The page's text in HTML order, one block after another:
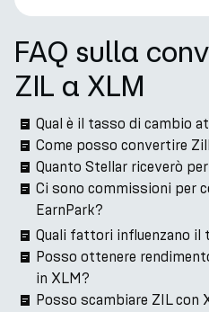
FAQ sulla
ZIL a XLM
Qual è il tasso di cambio
Come posso convertire
Quanto Stellar riceverò per
Ci sono commissioni per
EarnPark?
Quali fattori influenzano il
Posso ottenere
in XLM?
Posso scambiare ZIL con